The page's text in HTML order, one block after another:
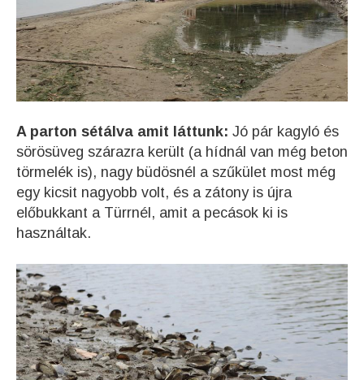
A parton sétálva amit láttunk: Jó pár kagyló és
sörösüveg szárazra került (a hídnál van még beton
törmelék is), nagy büdösnél a szűkület most még
egy kicsit nagyobb volt, és a zátony is újra
előbukkant a Türrnél, amit a pecások ki is
használtak.